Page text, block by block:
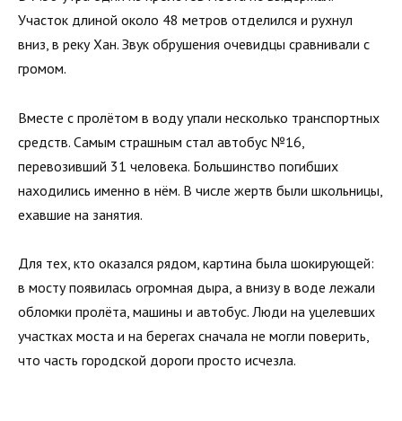
Участок длиной около 48 метров отделился и рухнул
вниз, в реку Хан. Звук обрушения очевидцы сравнивали с
громом.
Вместе с пролётом в воду упали несколько транспортных
средств. Самым страшным стал автобус №16,
перевозивший 31 человека. Большинство погибших
находились именно в нём. В числе жертв были школьницы,
ехавшие на занятия.
Для тех, кто оказался рядом, картина была шокирующей:
в мосту появилась огромная дыра, а внизу в воде лежали
обломки пролёта, машины и автобус. Люди на уцелевших
участках моста и на берегах сначала не могли поверить,
что часть городской дороги просто исчезла.